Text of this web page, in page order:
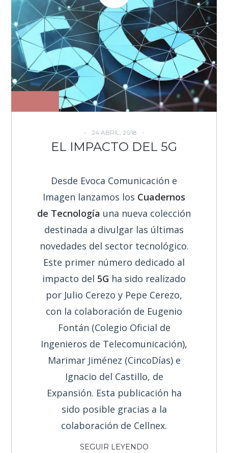
24 ABRIL, 2018
EL IMPACTO DEL 5G
Desde Evoca Comunicación e
Imagen lanzamos los Cuadernos
de Tecnología una nueva colección
destinada a divulgar las últimas
novedades del sector tecnológico.
Este primer número dedicado al
impacto del 5G ha sido realizado
por Julio Cerezo y Pepe Cerezo,
con la colaboración de Eugenio
Fontán (Colegio Oficial de
Ingenieros de Telecomunicación),
Marimar Jiménez (CincoDías) e
Ignacio del Castillo, de
Expansión. Esta publicación ha
sido posible gracias a la
colaboración de Cellnex.
SEGUIR LEYENDO